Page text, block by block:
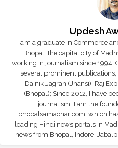
Updesh
I am a graduate in Commerce
Bhopal, the capital city of
working in journalism since 1994.
several prominent publications,
Dainik Jagran (Jhansi), Raj
(Bhopal); Since 2012, I have
journalism. I am the
bhopalsamachar.com, which
leading Hindi news portals in
news from Bhopal, Indore,